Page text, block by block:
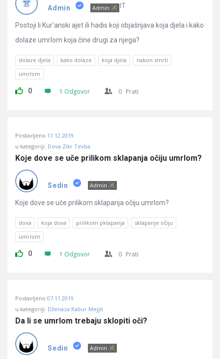
Admin Admin IT
Postoji li Kur'anski ajet ili hadis koji objašnjava koja djela i kako
dolaze umrlom koja čine drugi za njega?
dolaze djela kako dolaze koja djela
nakon smrti
umrlom
0 1 Odgovor 0 Prati
Postavljeno 11.12.2019
u kategoriji: Dova Zikr Tevba
Koje dove se uče prilikom sklapanja očiju umrlom?
Sedin Admin
Koje dove se uče prilikom sklapanja očiju umrlom?
dova koja dova prilikom pklapanja
sklapanje očiju
umrlom
0 1 Odgovor 0 Prati
Postavljeno 07.11.2019
u kategoriji: Dženaza Kabur Mejjit
Da li se umrlom trebaju sklopiti oči?
Sedin Admin